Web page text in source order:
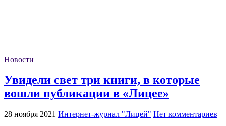
Новости
Увидели свет три книги, в которые
вошли публикации в «Лицее»
28 ноября 2021 Интернет-журнал "Лицей" Нет комментариев